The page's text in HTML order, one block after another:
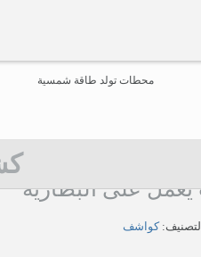
محطات تولد طاقة شمسية
كشاف
التصنيف:كواشف